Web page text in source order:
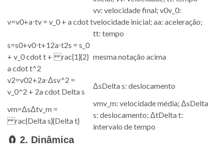
v=v0+a⋅tv = v_0 + a cdot t
vv: velocidade final; v0v_0:
velocidade inicial; aa: aceleração;
tt: tempo
s=s0+v0⋅t+12a⋅t2s = s_0
+ v_0 cdot t + rac{1}{2}
a cdot t^2
mesma notação acima
v2=v02+2a⋅Δsv^2 =
v_0^2 + 2a cdot Delta s
ΔsDelta s: deslocamento
vm=ΔsΔtv_m =
rac{Delta s}{Delta t}
vmv_m: velocidade média; ΔsDelta
s: deslocamento; ΔtDelta t:
intervalo de tempo
🧲 2. Dinâmica